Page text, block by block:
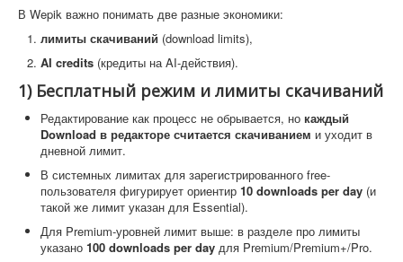
В Wepik важно понимать две разные экономики:
лимиты скачиваний (download limits),
AI credits (кредиты на AI-действия).
1) Бесплатный режим и лимиты скачиваний
Редактирование как процесс не обрывается, но каждый
Download в редакторе считается скачиванием и уходит в
дневной лимит.
В системных лимитах для зарегистрированного free-
пользователя фигурирует ориентир 10 downloads per day (и
такой же лимит указан для Essential).
Для Premium-уровней лимит выше: в разделе про лимиты
указано 100 downloads per day для Premium/Premium+/Pro.